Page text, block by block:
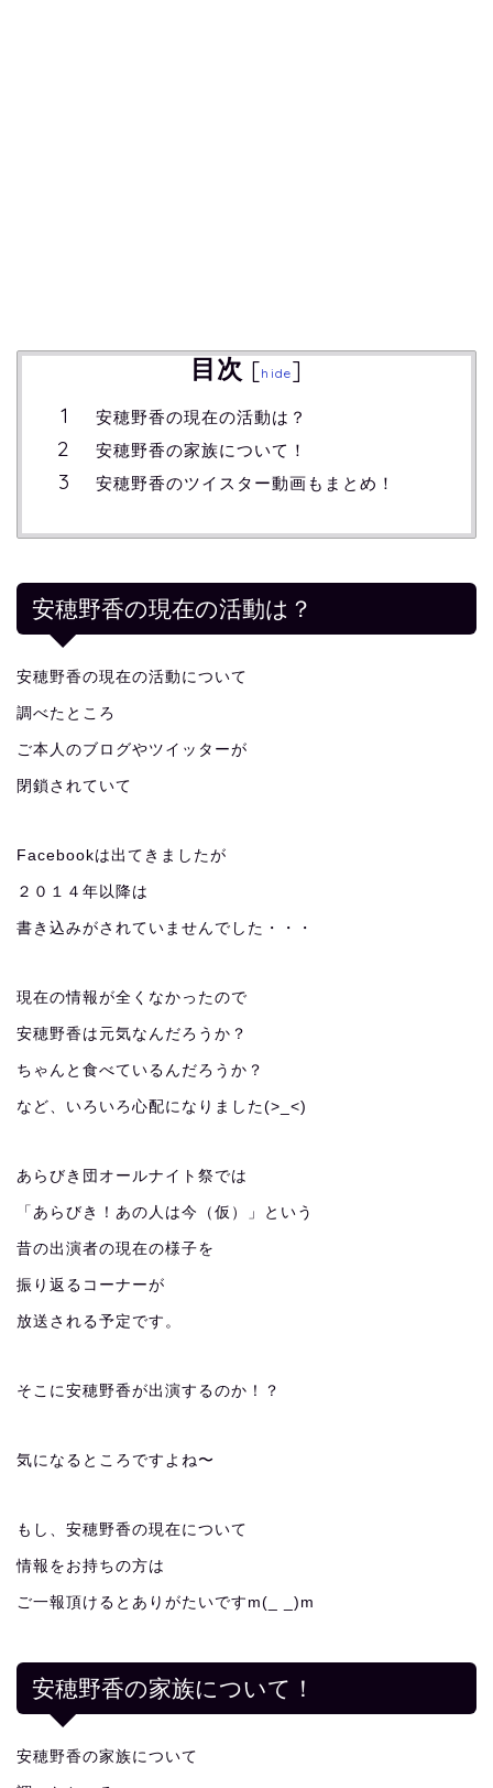
目次 [hide]
安穂野香の現在の活動は？
安穂野香の家族について！
安穂野香のツイスター動画もまとめ！
安穂野香の現在の活動は？
安穂野香の現在の活動について
調べたところ
ご本人のブログやツイッターが
閉鎖されていて
Facebookは出てきましたが
２０１４年以降は
書き込みがされていませんでした・・・
現在の情報が全くなかったので
安穂野香は元気なんだろうか？
ちゃんと食べているんだろうか？
など、いろいろ心配になりました(>_<)
あらびき団オールナイト祭では
「あらびき！あの人は今（仮）」という
昔の出演者の現在の様子を
振り返るコーナーが
放送される予定です。
そこに安穂野香が出演するのか！？
気になるところですよね〜
もし、安穂野香の現在について
情報をお持ちの方は
ご一報頂けるとありがたいですm(_ _)m
安穂野香の家族について！
安穂野香の家族について